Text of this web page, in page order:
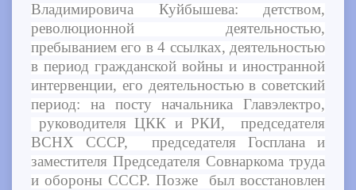
Владимировича Куйбышева: детством,
революционной деятельностью,
пребыванием его в 4 ссылках, деятельностью
в период гражданской войны и иностранной
интервенции, его деятельностью в советский
период: на посту начальника Главэлектро,
руководителя ЦКК и РКИ, председателя
ВСНХ СССР, председателя Госплана и
заместителя Председателя Совнаркома труда
и обороны СССР. Позже был восстановлен